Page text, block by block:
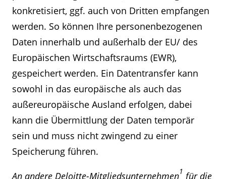
konkretisiert, ggf. auch von Dritten empfangen
werden. So können Ihre personenbezogenen
Daten innerhalb und außerhalb der EU/ des
Europäischen Wirtschaftsraums (EWR),
gespeichert werden. Ein Datentransfer kann
sowohl in das europäische als auch das
außereuropäische Ausland erfolgen, dabei
kann die Übermittlung der Daten temporär
sein und muss nicht zwingend zu einer
Speicherung führen.
An andere Deloitte-Mitgliedsunternehmen1 für die